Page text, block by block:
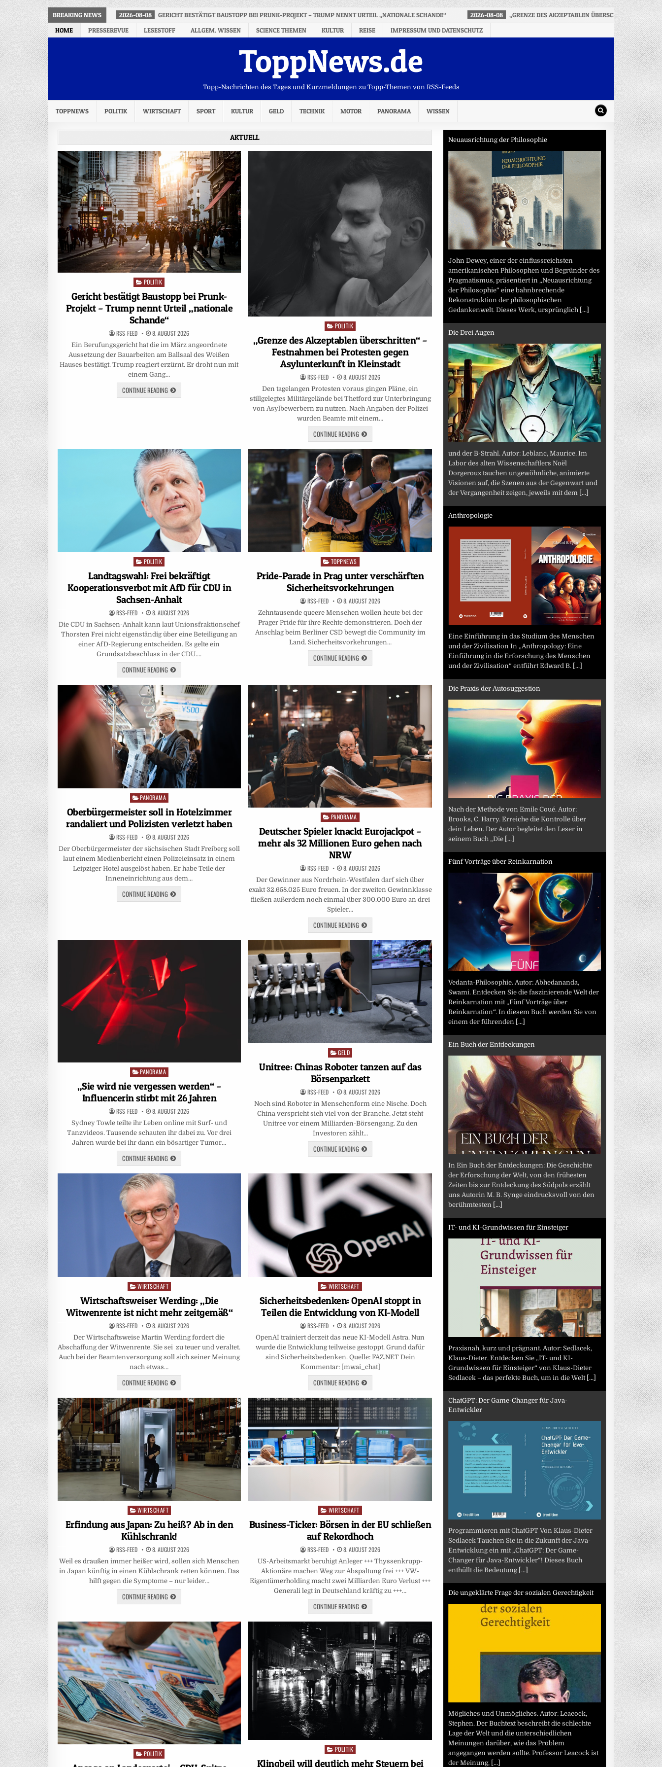
BREAKING NEWS 2026-08-08 GERICHT BESTÄTIGT BAUSTOPP BEI PRUNK-PROJEKT – TRUMP NENNT URTEIL „NATIONALE SCHANDE“ 2026-08-08
„GRENZE DES AKZEPTABLEN ÜBERSCHRITTEN“ –
HOME
PRESSEREVUE LESESTOFF ALLGEM. WISSEN SCIENCE THEMEN KULTUR REISE IMPRESSUM UND DATENSCHUTZ
ToppNews.de
Topp-Nachrichten des Tages und Kurzmeldungen zu Topp-Themen von RSS-Feeds
TOPPNEWS POLITIK WIRTSCHAFT SPORT KULTUR GELD TECHNIK MOTOR PANORAMA WISSEN
AKTUELL
Posted
in
POLITIK
Gericht bestätigt Baustopp bei Prunk-
Projekt – Trump nennt Urteil „nationale
Schande“
RSS-FEED 8. AUGUST 2026
Ein Berufungsgericht hat die im März angeordnete
Aussetzung der Bauarbeiten am Ballsaal des Weißen
Hauses bestätigt. Trump reagiert erzürnt. Er droht nun mit
einem Gang…
CONTINUE READING
Posted
POLITIK
„Grenze des Akzeptablen überschritten“ –
Festnahmen bei Protesten gegen
Asylunterkunft in Kleinstadt
RSS-FEED 8. AUGUST 2026
Den tagelangen Protesten voraus gingen Pläne, ein
stillgelegtes Militärgelände bei Thetford zur Unterbringung
von Asylbewerbern zu nutzen. Nach Angaben der Polizei
wurden Beamte mit einem…
CONTINUE READING
Posted
in
POLITIK
Landtagswahl: Frei bekräftigt
Kooperationsverbot mit AfD für CDU in
Sachsen-Anhalt
RSS-FEED 8. AUGUST 2026
Die CDU in Sachsen-Anhalt kann laut Unionsfraktionschef
Thorsten Frei nicht eigenständig über eine Beteiligung an
einer AfD-Regierung entscheiden. Es gelte ein
Grundsatzbeschluss in der CDU….
CONTINUE READING
Posted
in
TOPPNEWS
Pride-Parade in Prag unter verschärften
Sicherheitsvorkehrungen
RSS-FEED 8. AUGUST 2026
Zehntausende queere Menschen wollen heute bei der
Prager Pride für ihre Rechte demonstrieren. Doch der
Anschlag beim Berliner CSD bewegt die Community im
Land. Sicherheitsvorkehrungen…
CONTINUE READING
Posted
in
PANORAMA
Oberbürgermeister soll in Hotelzimmer
randaliert und Polizisten verletzt haben
RSS-FEED 8. AUGUST 2026
Der Oberbürgermeister der sächsischen Stadt Freiberg soll
laut einem Medienbericht einen Polizeieinsatz in einem
Leipziger Hotel ausgelöst haben. Er habe Teile der
Inneneinrichtung aus dem…
CONTINUE READING
Posted
in
PANORAMA
Deutscher Spieler knackt Eurojackpot –
mehr als 32 Millionen Euro gehen nach
NRW
RSS-FEED 8. AUGUST 2026
Der Gewinner aus Nordrhein-Westfalen darf sich über
exakt 32.658.025 Euro freuen. In der zweiten Gewinnklasse
fließen außerdem noch einmal über 300.000 Euro an drei
Spieler…
CONTINUE READING
Posted
PANORAMA
„Sie wird nie vergessen werden“ –
Influencerin stirbt mit 26 Jahren
RSS-FEED 8. AUGUST 2026
Sydney Towle teilte ihr Leben online mit Surf- und
Tanzvideos. Tausende schauten ihr dabei zu. Vor drei
Jahren wurde bei ihr dann ein bösartiger Tumor…
CONTINUE READING
Posted
in
GELD
Unitree: Chinas Roboter tanzen auf das
Börsenparkett
RSS-FEED 8. AUGUST 2026
Noch sind Roboter in Menschenform eine Nische. Doch
China verspricht sich viel von der Branche. Jetzt steht
Unitree vor einem Milliarden-Börsengang. Zu den
Investoren zählt…
CONTINUE READING
Posted
WIRTSCHAFT
Wirtschaftsweiser Werding: „Die
Witwenrente ist nicht mehr zeitgemäß“
RSS-FEED 8. AUGUST 2026
Der Wirtschaftsweise Martin Werding fordert die
Abschaffung der Witwenrente. Sie sei zu teuer und veraltet.
Auch bei der Beamtenversorgung soll sich seiner Meinung
nach etwas…
CONTINUE READING
Posted
in
WIRTSCHAFT
Sicherheitsbedenken: OpenAI stoppt in
Teilen die Entwicklung von KI-Modell
RSS-FEED 8. AUGUST 2026
OpenAI trainiert derzeit das neue KI-Modell Astra. Nun
wurde die Entwicklung teilweise gestoppt. Grund dafür
sind Sicherheitsbedenken. Quelle: FAZ.NET Dein
Kommentar: [mwai_chat]
CONTINUE READING
Posted
in
WIRTSCHAFT
Erfindung aus Japan: Zu heiß? Ab in den
Kühlschrank!
RSS-FEED 8. AUGUST 2026
Weil es draußen immer heißer wird, sollen sich Menschen
in Japan künftig in einen Kühlschrank retten können. Das
hilft gegen die Symptome – nur leider…
CONTINUE READING
Posted
in
WIRTSCHAFT
Business-Ticker: Börsen in der EU schließen
auf Rekordhoch
RSS-FEED 8. AUGUST 2026
US-Arbeitsmarkt beruhigt Anleger +++ Thyssenkrupp-
Aktionäre machen Weg zur Abspaltung frei +++ VW-
Eigentümerholding macht zwei Milliarden Euro Verlust +++
Generali legt in Deutschland kräftig zu +++…
CONTINUE READING
Posted
in
POLITIK
Posted
POLITIK
Klingbeil will deutlich mehr Steuern bei
Neuausrichtung der Philosophie
John Dewey, einer der einflussreichsten
amerikanischen Philosophen und Begründer des
Pragmatismus, präsentiert in „Neuausrichtung
der Philosophie“ eine bahnbrechende
Rekonstruktion der philosophischen
Gedankenwelt. Dieses Werk, ursprünglich [...]
Die Drei Augen
und der B-Strahl. Autor: Leblanc, Maurice. Im
Labor des alten Wissenschaftlers Noël
Dorgeroux tauchen ungewöhnliche, animierte
Visionen auf, die Szenen aus der Gegenwart und
der Vergangenheit zeigen, jeweils mit dem [...]
Anthropologie
Eine Einführung in das Studium des Menschen
und der Zivilisation In „Anthropology: Eine
Einführung in die Erforschung des Menschen
und der Zivilisation“ entführt Edward B. [...]
Die Praxis der Autosuggestion
Nach der Methode von Emile Coué. Autor:
Brooks, C. Harry. Erreiche die Kontrolle über
dein Leben. Der Autor begleitet den Leser in
seinem Buch „Die [...]
Fünf Vorträge über Reinkarnation
Vedanta-Philosophie. Autor: Abhedananda,
Swami. Entdecken Sie die faszinierende Welt der
Reinkarnation mit „Fünf Vorträge über
Reinkarnation“. In diesem Buch werden Sie von
einem der führenden [...]
Ein Buch der Entdeckungen
In Ein Buch der Entdeckungen: Die Geschichte
der Erforschung der Welt, von den frühesten
Zeiten bis zur Entdeckung des Südpols erzählt
uns Autorin M. B. Synge eindrucksvoll von den
berühmtesten [...]
IT- und KI-Grundwissen für Einsteiger
Praxisnah, kurz und prägnant. Autor: Sedlacek,
Klaus-Dieter. Entdecken Sie „IT- und KI-
Grundwissen für Einsteiger“ von Klaus-Dieter
Sedlacek – das perfekte Buch, um in die Welt [...]
ChatGPT: Der Game-Changer für Java-
Entwickler
Programmieren mit ChatGPT Von Klaus-Dieter
Sedlacek Tauchen Sie in die Zukunft der Java-
Entwicklung ein mit „ChatGPT: Der Game-
Changer für Java-Entwickler“! Dieses Buch
enthüllt die Bedeutung [...]
Die ungeklärte Frage der sozialen Gerechtigkeit
Mögliches und Unmögliches. Autor: Leacock,
Stephen. Der Buchtext beschreibt die schlechte
Lage der Welt und die unterschiedlichen
Meinungen darüber, wie das Problem
angegangen werden sollte. Professor Leacock ist
der Meinung, [...]